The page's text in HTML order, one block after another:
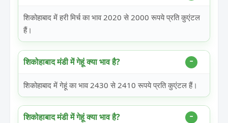
शिकोहाबाद में हरी मिर्च का भाव 2020 से 2000 रूपये प्रति कुएंटल
हैं।
शिकोहाबाद मंडी में गेहूं क्या भाव है?
शिकोहाबाद में गेहूं का भाव 2430 से 2410 रूपये प्रति कुएंटल हैं।
शिकोहाबाद मंडी में गेहूं क्या भाव है?